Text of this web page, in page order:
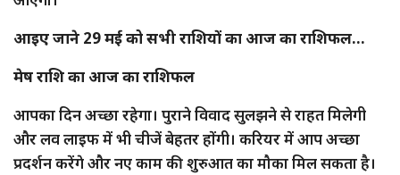
आइए जाने 29 मई को सभी राशियों का आज का राशिफल…
मेष राशि का आज का राशिफल
आपका दिन अच्छा रहेगा। पुराने विवाद सुलझने से राहत मिलेगी
और लव लाइफ में भी चीजें बेहतर होंगी। करियर में आप अच्छा
प्रदर्शन करेंगे और नए काम की शुरुआत का मौका मिल सकता है।